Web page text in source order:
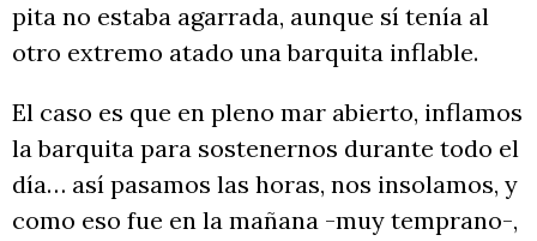
pita no estaba agarrada, aunque sí tenía al
otro extremo atado una barquita inflable.
El caso es que en pleno mar abierto, inflamos
la barquita para sostenernos durante todo el
día… así pasamos las horas, nos insolamos, y
como eso fue en la mañana -muy temprano-,